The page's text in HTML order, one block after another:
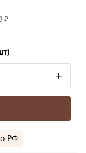
₽
+
РФ